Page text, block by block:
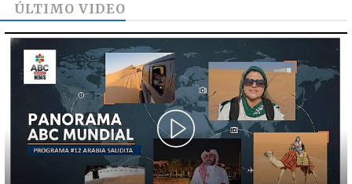
ÚLTIMO VIDEO